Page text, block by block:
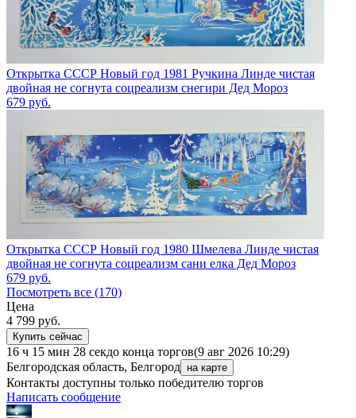
Открытка СССР Новый год 1981 Ручкина Линде чистая
двойная не согнута соцреализм снегири Дед Мороз
679 руб.
Открытка СССР Новый год 1980 Шмелева Линде чистая
двойная не согнута соцреализм сани елка Дед Мороз
679 руб.
Посмотреть все (170)
Цена
4 799 руб.
Купить сейчас
16 ч 15 мин 28 секдо конца торгов(9 авг 2026 10:29)
Белгородская область, Белгород на карте
Контакты доступны только победителю торгов
Написать сообщение